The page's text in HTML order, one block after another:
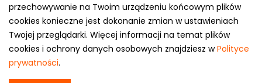
e-mail: kontakt@opony.com.pl
Copyright © 2000-2023 Opony.com.pl
przechowywanie na Twoim urządzeniu końcowym plików
cookies konieczne jest dokonanie zmian w ustawieniach
Twojej przeglądarki. Więcej informacji na temat plików
cookies i ochrony danych osobowych znajdziesz wPolityce
prywatności.